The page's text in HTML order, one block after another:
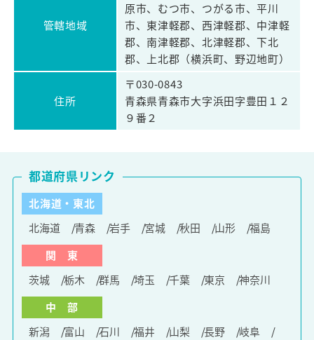
管轄地域
原市、むつ市、つがる市、平川
市、東津軽郡、西津軽郡、中津軽
郡、南津軽郡、北津軽郡、下北
郡、上北郡（横浜町、野辺地町）
住所
〒030-0843
青森県青森市大字浜田字豊田１２
９番２
北海道・東北
北海道
青森 岩手 宮城 秋田 山形
福島
関 東
茨城
栃木 群馬 埼玉 千葉 東京
神奈川
中 部
新潟
富山 石川 福井 山梨 長野
岐阜
都道府県リンク